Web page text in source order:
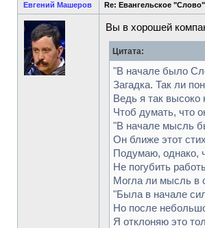
Евгений Машеров Re: Евангельское "Слово"
Вы в хорошей
Цитата:
"В начале было
Загадка. Так ли
Ведь я так высоко
Чтоб думать, что
"В начале мысль
Он ближе этот
Подумаю, однако,
Не погубить
Могла ли мысль в
"Была в начале
Но после
Я отклоняю это